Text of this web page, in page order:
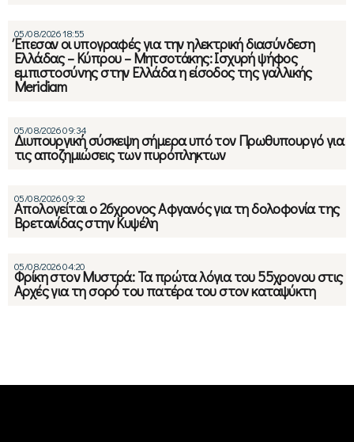
05/08/2026 18:55
Έπεσαν οι υπογραφές για την ηλεκτρική διασύνδεση
Ελλάδας – Κύπρου – Μητσοτάκης: Ισχυρή ψήφος
εμπιστοσύνης στην Ελλάδα η είσοδος της γαλλικής
Meridiam
05/08/2026 09:34
Διυπουργική σύσκεψη σήμερα υπό τον Πρωθυπουργό για
τις αποζημιώσεις των πυρόπληκτων
05/08/2026 09:32
Απολογείται ο 26χρονος Αφγανός για τη δολοφονία της
Βρετανίδας στην Κυψέλη
05/08/2026 04:20
Φρίκη στον Μυστρά: Τα πρώτα λόγια του 55χρονου στις
Αρχές για τη σορό του πατέρα του στον καταψύκτη